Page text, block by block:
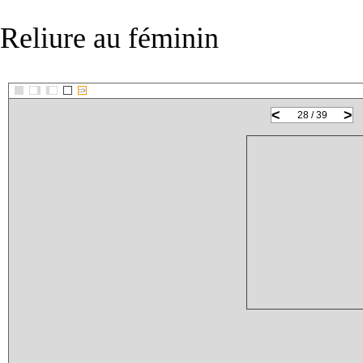
Reliure au féminin
::>
< >
28 / 39